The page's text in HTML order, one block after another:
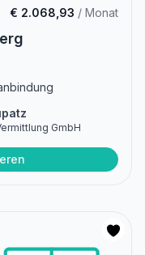
€ 2.068,93 / Monat
GmbH